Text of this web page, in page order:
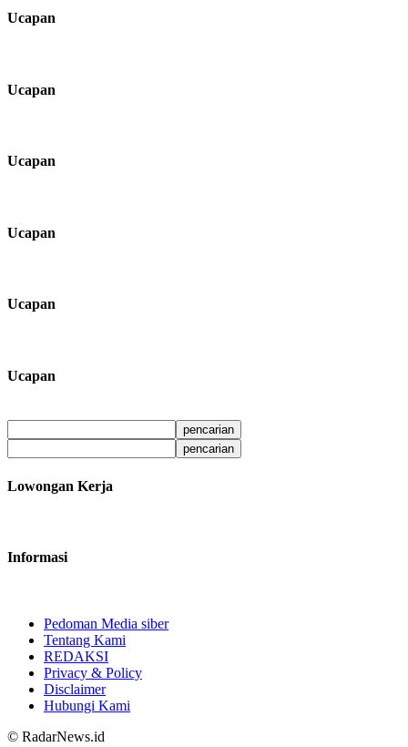
Ucapan
Ucapan
Ucapan
Ucapan
Ucapan
Ucapan
Lowongan Kerja
Informasi
Pedoman Media siber
Tentang Kami
REDAKSI
Privacy & Policy
Disclaimer
Hubungi Kami
© RadarNews.id